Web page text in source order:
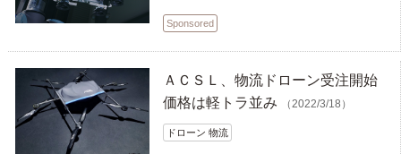
Sponsored
ＡＣＳＬ、物流ドローン受注開始
価格は軽トラ並み
（2022/3/18）
ドローン 物流